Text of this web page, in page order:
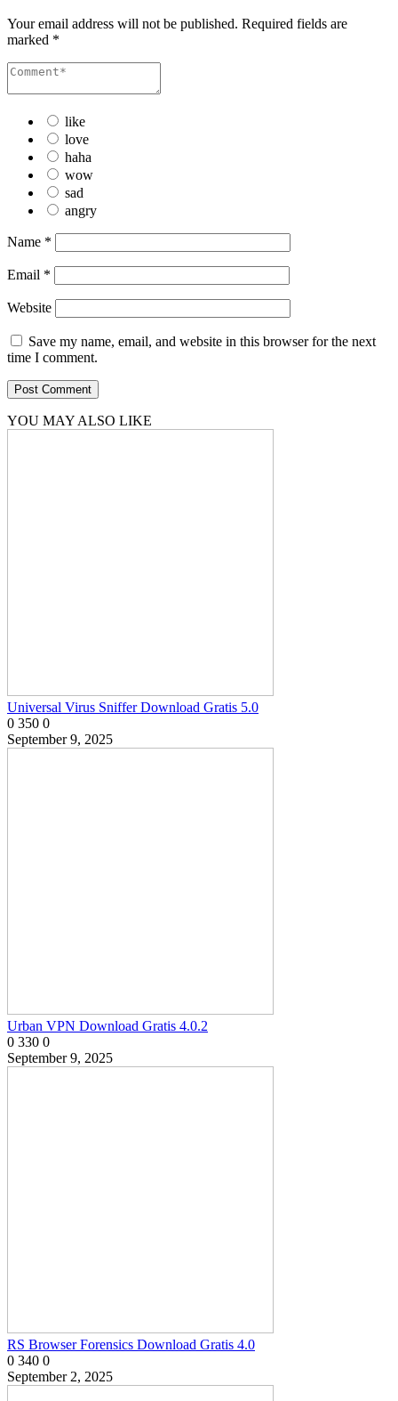
Your email address will not be published. Required fields are
marked *
like
love
haha
wow
sad
angry
Name *
Email *
Website
Save my name, email, and website in this browser for the next
time I comment.
YOU MAY ALSO LIKE
Universal Virus Sniffer Download Gratis 5.0
0 350 0
September 9, 2025
Urban VPN Download Gratis 4.0.2
0 330 0
September 9, 2025
RS Browser Forensics Download Gratis 4.0
0 340 0
September 2, 2025